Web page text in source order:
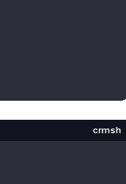
crmsh